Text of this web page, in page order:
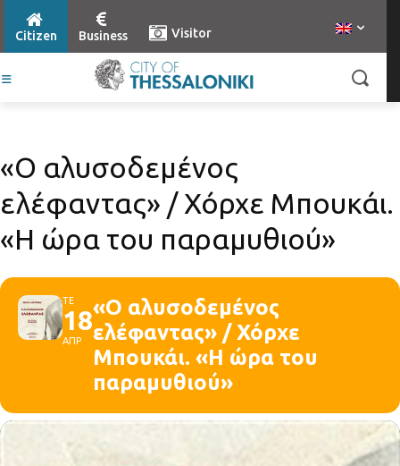
Citizen Business Visitor
«Ο αλυσοδεμένος
ελέφαντας» / Χόρχε Μπουκάι.
«Η ώρα του παραμυθιού»
ΤΕ
18
ΑΠΡ
«Ο αλυσοδεμένος
ελέφαντας» / Χόρχε
Μπουκάι. «Η ώρα του
παραμυθιού»